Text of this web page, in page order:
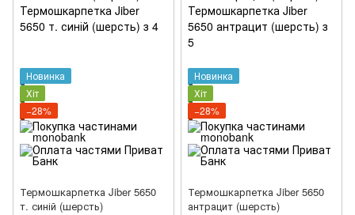
Новинка
Хіт
−28%
Термошкарпетка Jiber 5650
т. синій (шерсть)
Новинка
Хіт
−28%
Термошкарпетка Jiber 5650
антрацит (шерсть)